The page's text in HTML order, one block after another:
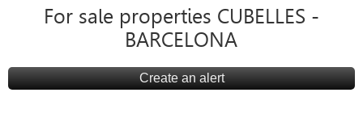
OFFERFor sale properties CUBELLES -
BARCELONA